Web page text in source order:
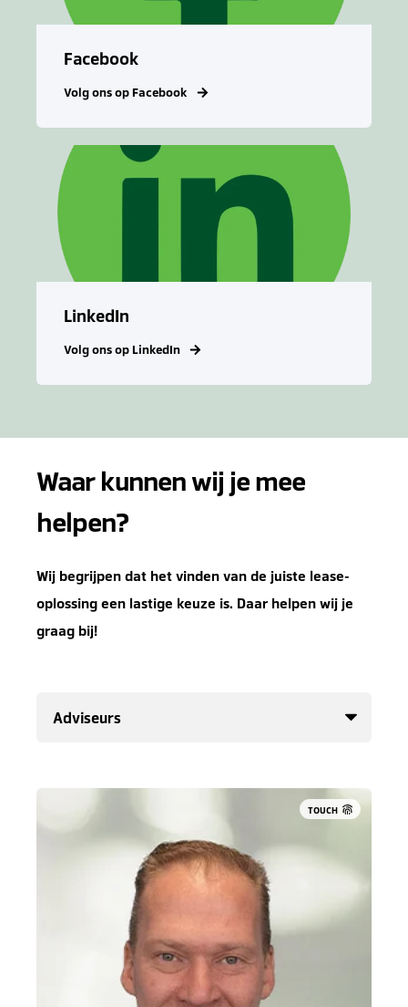
Facebook
Volg ons op Facebook
LinkedIn
Volg ons op LinkedIn
Waar kunnen wij je mee
helpen?
Wij begrijpen dat het vinden van de juiste lease-
oplossing een lastige keuze is. Daar helpen wij je
graag bij!
TOUCH